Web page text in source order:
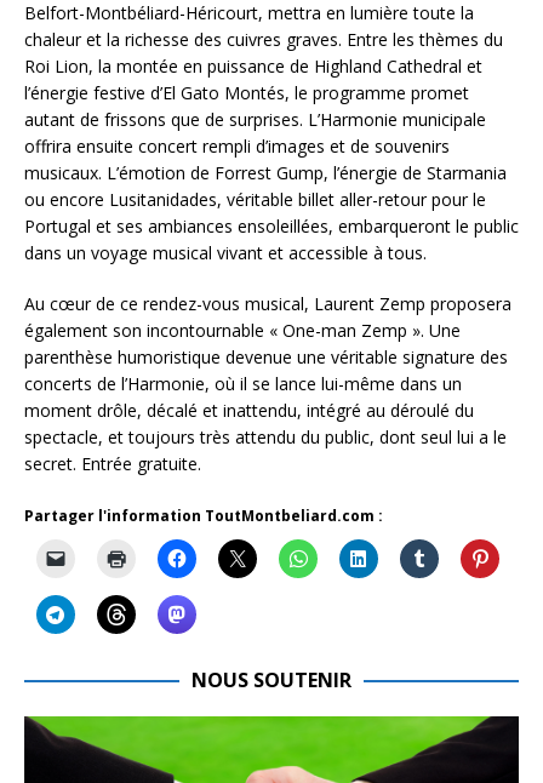
Belfort-Montbéliard-Héricourt, mettra en lumière toute la
chaleur et la richesse des cuivres graves. Entre les thèmes du
Roi Lion, la montée en puissance de Highland Cathedral et
l’énergie festive d’El Gato Montés, le programme promet
autant de frissons que de surprises. L’Harmonie municipale
offrira ensuite concert rempli d’images et de souvenirs
musicaux. L’émotion de Forrest Gump, l’énergie de Starmania
ou encore Lusitanidades, véritable billet aller-retour pour le
Portugal et ses ambiances ensoleillées, embarqueront le public
dans un voyage musical vivant et accessible à tous.
Au cœur de ce rendez-vous musical, Laurent Zemp proposera
également son incontournable « One-man Zemp ». Une
parenthèse humoristique devenue une véritable signature des
concerts de l’Harmonie, où il se lance lui-même dans un
moment drôle, décalé et inattendu, intégré au déroulé du
spectacle, et toujours très attendu du public, dont seul lui a le
secret. Entrée gratuite.
Partager l'information ToutMontbeliard.com :
NOUS SOUTENIR